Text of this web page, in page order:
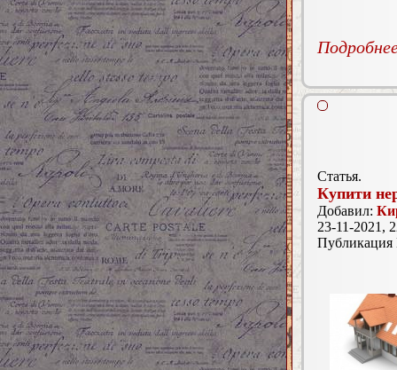
Статья.
Купити
Добавил:
23-11-2021,